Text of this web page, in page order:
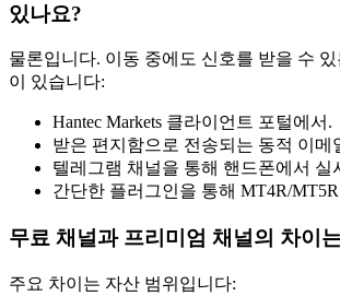
있나요?
물론입니다. 이동 중에도 신호를 받을 수
이 있습니다:
Hantec Markets 클라이언트 포털에서.
받은 편지함으로 전송되는 동적 이메
텔레그램 채널을 통해 핸드폰에서 실
간단한 플러그인을 통해 MT4R/
무료 채널과 프리미엄 채널의 차이
주요 차이는 자산 범위입니다: